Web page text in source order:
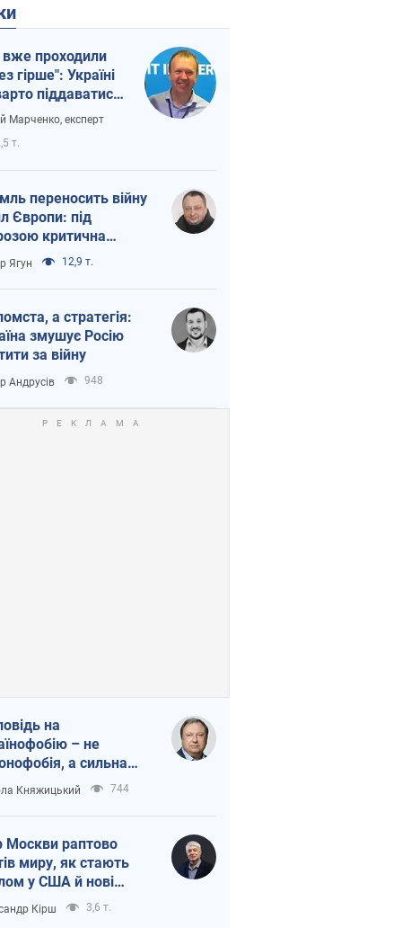
проходили
гірше": Україні
піддаватися
через
Марченко, експерт
т.
переносить війну
Європи: під
критична
Ягун 12,9 т.
а стратегія:
змушує Росію
за війну
Андрусів 948
на
– не
а сильна
держава
Княжицький 744
Москви раптово
миру, як стають
у США й нові
топ-рейтинги
Кірш 3,6 т.